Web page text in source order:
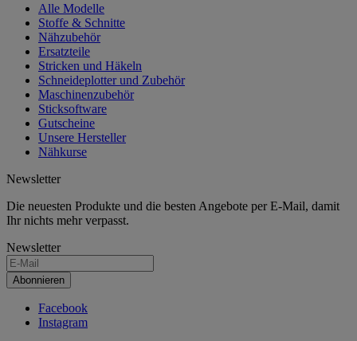
Alle Modelle
Stoffe & Schnitte
Nähzubehör
Ersatzteile
Stricken und Häkeln
Schneideplotter und Zubehör
Maschinenzubehör
Sticksoftware
Gutscheine
Unsere Hersteller
Nähkurse
Newsletter
Die neuesten Produkte und die besten Angebote per E-Mail, damit
Ihr nichts mehr verpasst.
Newsletter
Abonnieren
Facebook
Instagram